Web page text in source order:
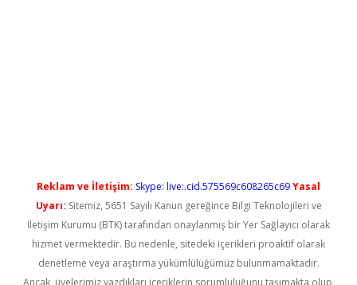
Reklam ve İletişim: Skype: live:.cid.575569c608265c69Yasal
Uyarı: Sitemiz, 5651 Sayılı Kanun gereğince Bilgi Teknolojileri ve
İletişim Kurumu (BTK) tarafından onaylanmış bir Yer Sağlayıcı olarak
hizmet vermektedir. Bu nedenle, sitedeki içerikleri proaktif olarak
denetleme veya araştırma yükümlülüğümüz bulunmamaktadır.
Ancak, üyelerimiz yazdıkları içeriklerin sorumluluğunu taşımakta olup,